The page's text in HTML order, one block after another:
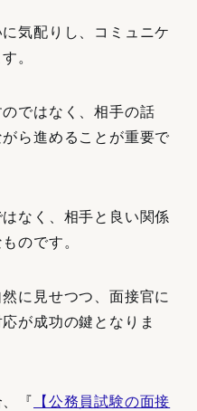
気配りし、コミュニケ
。
ではなく、相手の話
がら進めることが重要で
なく、相手と良い関係
のです。
に見せつつ、面接官に
が成功の鍵となりま
『
【公務員試験の面接